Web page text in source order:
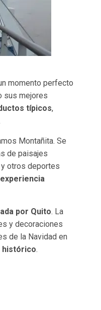
momento perfecto
sus mejores
típicos,
Montañita. Se
de paisajes
otros deportes
por Quito. La
y decoraciones
de la Navidad en
histórico.